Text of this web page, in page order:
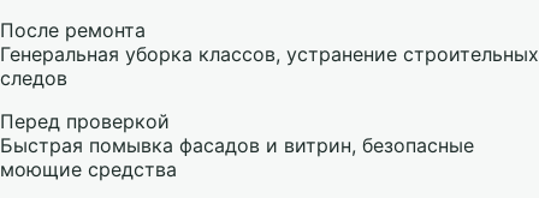
После ремонта
Генеральная уборка классов, устранение строительных
следов
Перед проверкой
Быстрая помывка фасадов и витрин, безопасные
моющие средства